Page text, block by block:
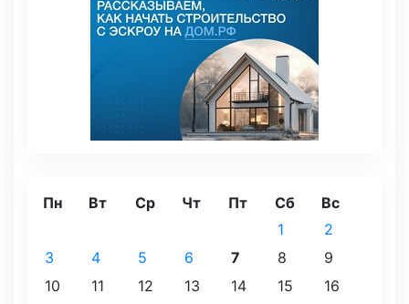
Пн Вт Ср Чт Пт Сб Вс
1
2
3
4 5 6 7 8
9
10
11 12 13 14 15
16